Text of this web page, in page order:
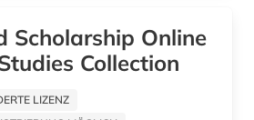
Scholarship Online
Collection
LIZENZ